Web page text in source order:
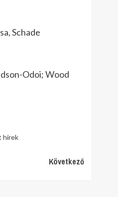
Schade
Odoi; Wood
hírek
Következő